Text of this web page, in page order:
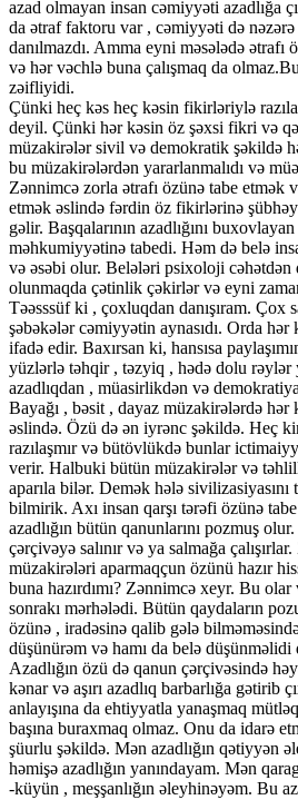
azad olmayan insan cəmiyyəti azadlığa
da ətraf faktoru var , cəmiyyəti də nəzərə
danılmazdı. Amma eyni məsələdə ətrafı
və hər vəchlə buna çalışmaq da
zəifliyidi.
Çünki heç kəs heç kəsin fikirləriylə
deyil. Çünki hər kəsin öz şəxsi fikri və
müzakirələr sivil və demokratik şəkildə
bu müzakirələrdən yararlanmalıdı və
Zənnimcə zorla ətrafı özünə tabe etmək
etmək əslində fərdin öz fikirlərinə
gəlir. Başqalarının azadlığını
məhkumiyyətinə tabedi. Həm də belə
və əsəbi olur. Belələri psixoloji cəhətdən
olunmaqda çətinlik çəkirlər və eyni
Təəsssüf ki , çoxluqdan danışıram. Çox
şəbəkələr cəmiyyətin aynasıdı. Orda hər
ifadə edir. Baxırsan ki, hansısa
yüzlərlə təhqir , təzyiq , hədə dolu rəylər
azadlıqdan , müasirlikdən və
Bayağı , bəsit , dayaz müzakirələrdə
əslində. Özü də ən iyrənc şəkildə. Heç
razılaşmır və bütövlükdə bunlar
verir. Halbuki bütün müzakirələr və
aparıla bilər. Demək hələ sivilizasiyasını
bilmirik. Axı insan qarşı tərəfi özünə
azadlığın bütün qanunlarını pozmuş
çərçivəyə salınır və ya salmağa
müzakirələri aparmaqçun özünü hazır
buna hazırdımı? Zənnimcə xeyr. Bu
sonrakı mərhələdi. Bütün qaydaların
özünə , iradəsinə qalib gələ
düşünürəm və hamı da belə
Azadlığın özü də qanun çərçivəsində
kənar və aşırı azadlıq barbarlığa gətirib
anlayışına da ehtiyyatla yanaşmaq
başına buraxmaq olmaz. Onu da idarə
şüurlu şəkildə. Mən azadlığın qətiyyən
həmişə azadlığın yanındayam. Mən
-küyün , meşşanlığın əleyhinəyəm. Bu